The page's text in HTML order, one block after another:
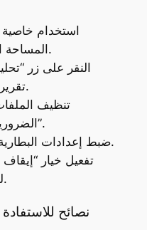
استخدام خاصية
المساحة المستخدمة في الذاكرة.
النقر على زر
تقرير شامل عن حالة الجهاز.
تنظيف
الضرورية عبر خاصية “التنظيف”.
ضبط إعدادات البطارية لتحسين عمر البطارية.
تفعيل خيار
لتحسين سرعة التشغيل.
نصائح